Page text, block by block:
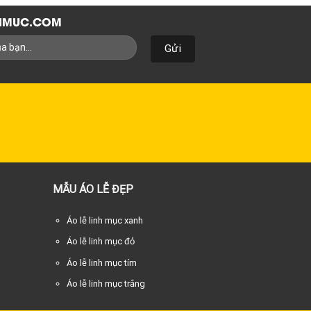
MẪU ÁO LỄ ĐẸP
Áo lễ linh mục xanh
Áo lễ linh mục đỏ
Áo lễ linh mục tím
Áo lễ linh mục trắng